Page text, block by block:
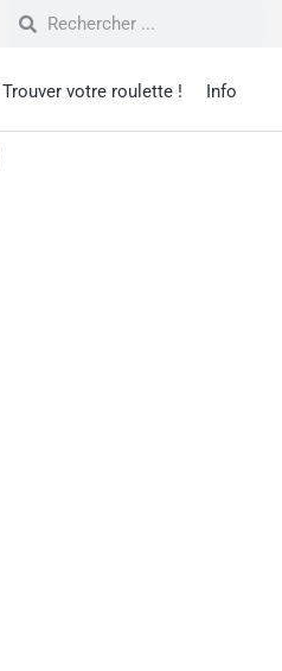
Trouver votre roulette ! Info